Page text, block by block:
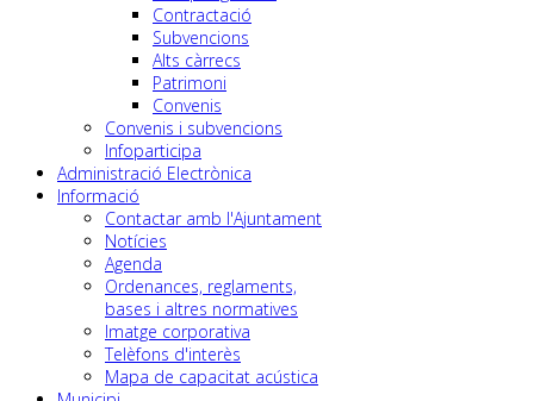
Contractació
Subvencions
Alts càrrecs
Patrimoni
Convenis
Convenis i subvencions
Infoparticipa
Administració Electrònica
Informació
Contactar amb l'Ajuntament
Notícies
Agenda
Ordenances, reglaments,
bases i altres normatives
Imatge corporativa
Telèfons d'interès
Mapa de capacitat acústica